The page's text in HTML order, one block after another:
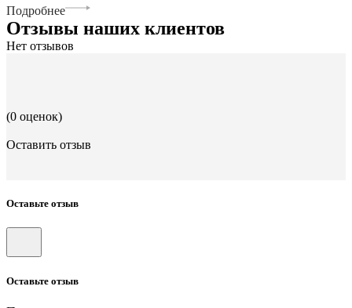
Подробнее
Отзывы наших клиентов
Нет отзывов
(0 оценок)
Оставить отзыв
Оставьте отзыв
Оставьте отзыв